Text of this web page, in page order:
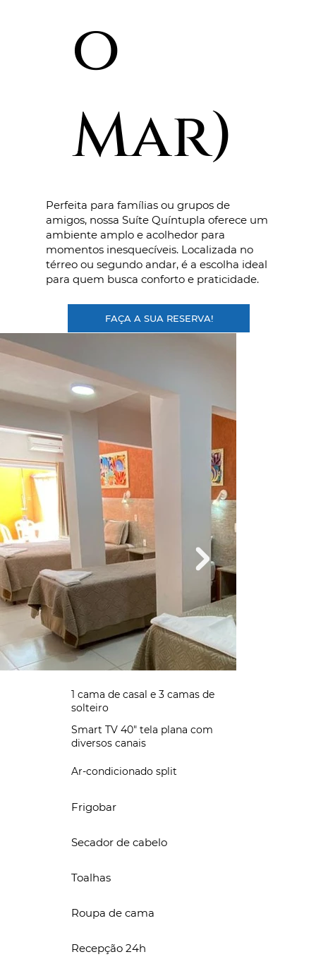
o
Mar)
Perfeita para famílias ou grupos de
amigos, nossa Suíte Quíntupla oferece um
ambiente amplo e acolhedor para
momentos inesquecíveis. Localizada no
térreo ou segundo andar, é a escolha ideal
para quem busca conforto e praticidade.
FAÇA A SUA RESERVA!
1 cama de casal e 3 camas de
solteiro
Smart TV 40" tela plana com
diversos canais
Ar-condicionado split
Frigobar
Secador de cabelo
Toalhas
Roupa de cama
Recepção 24h